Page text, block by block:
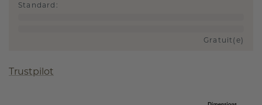
Standard :
Gratuit(e)
Trustpilot